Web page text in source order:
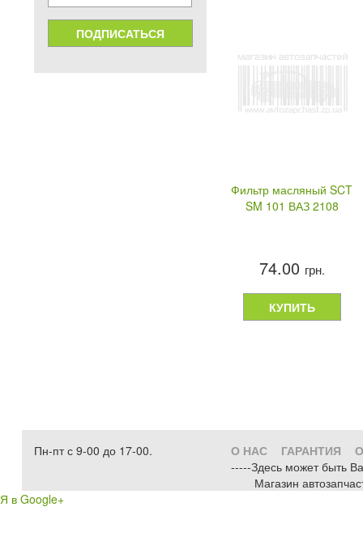
ПОДПИСАТЬСЯ
Фильтр масляный SCT
SM 101 ВАЗ 2108
74.00 грн.
КУПИТЬ
Пн-пт с 9-00 до 17-00. О НАС ГАРАНТИЯ
-----Здесь может быть
Магазин
Я в Google+